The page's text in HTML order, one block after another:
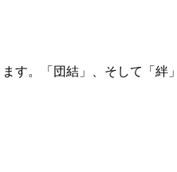
す。「団結」、そして「絆